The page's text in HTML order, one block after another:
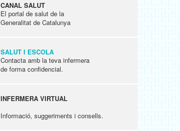
CANAL SALUT
El portal de salut de la
Generalitat de Catalunya
SALUT I ESCOLA
Contacta amb la teva infermera
de forma confidencial.
INFERMERA VIRTUAL
Informació, suggeriments i consells.